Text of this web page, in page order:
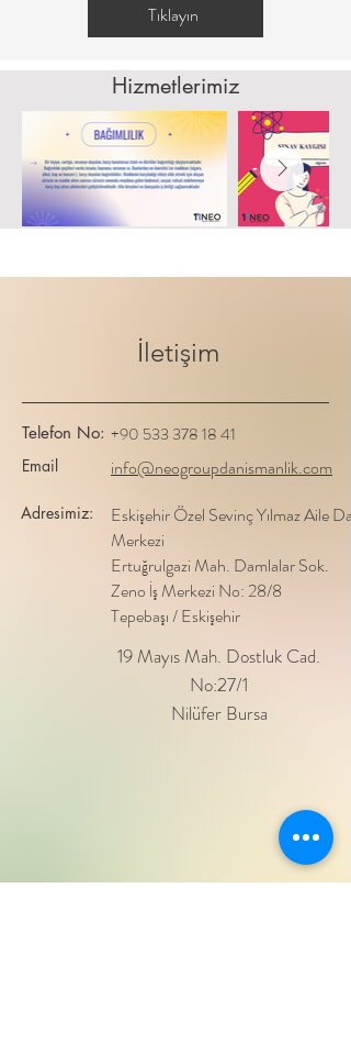
Tıklayın
Hizmetlerimiz
İletişim
Telefon No: +90 533 378 18 41
info@neogroupdanismanlik.com
Email
Adresimiz:
Eskişehir Özel Sevinç Yılmaz Aile
Merkezi
Ertuğrulgazi Mah. Damlalar Sok.
Zeno İş Merkezi No: 28/8
Tepebaşı / Eskişehir
19 Mayıs Mah. Dostluk Cad.
No:27/1
Nilüfer Bursa